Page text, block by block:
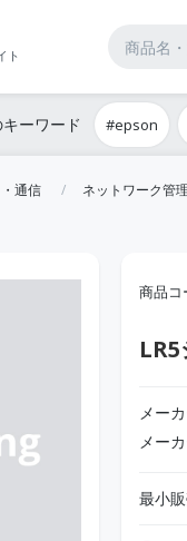
ト
ーワード #epson
通信 ネットワーク管
商品コ
メー
メー
最小